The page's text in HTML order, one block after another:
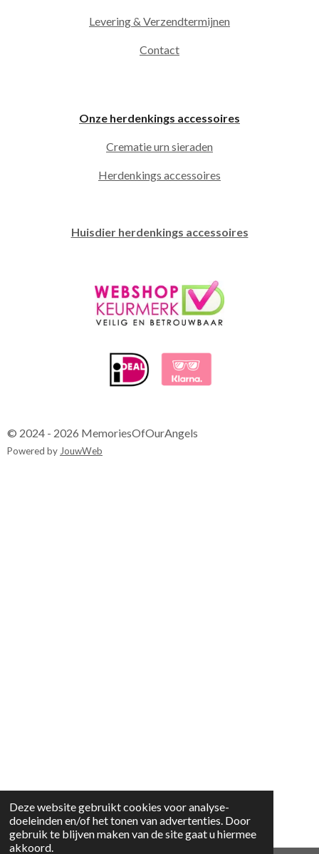
Deze website gebruikt cookies voor analyse-
doeleinden en/of het tonen van advertenties. Door
gebruik te blijven maken van de site gaat u hiermee
akkoord.
Levering & Verzendtermijnen
Contact
Onze herdenkings accessoires
Crematie urn sieraden
Herdenkings accessoires
Huisdier herdenkings accessoires
© 2024 - 2026 MemoriesOfOurAngels
Powered byJouwWeb